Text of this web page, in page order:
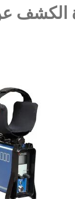
الكشف